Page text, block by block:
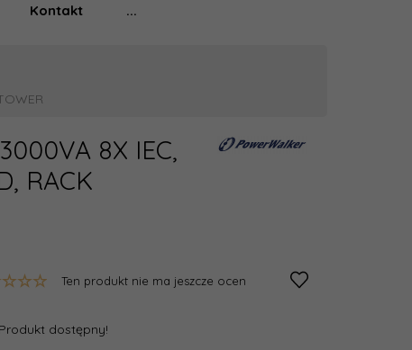
Kontakt ...
8X IEC,
RACK
Ten produkt nie ma jeszcze ocen
Produkt dostępny!